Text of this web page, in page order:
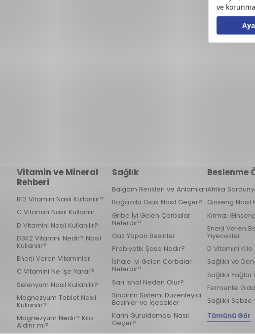
Vitamin ve Mineral
Rehberi
B12 Vitamini Nasıl Kullanılır?
C Vitamini Nasıl Kullanılır
D Vitamini Nasıl Kullanılır?
D3K2 Vitamini Nedir? Nasıl
Kullanılır?
Enerji Veren Vitaminler
C Vitamini Ne İşe Yarar?
Selenyum Nasıl Kullanılır?
Magnezyum Tablet Nasıl
Kullanılır?
Magnezyum Nedir? Kilo
Aldırır mı?
Sağlık
Balgam Renkleri ve Anlamları
Boğazda Gıcık Nasıl Geçer?
Gribe İyi Gelen Çorbalar
Nelerdir?
Gaz Yapan Besinler
Probiyotik Şase Nedir?
İshale İyi Gelen Çorbalar
Nelerdir?
Sarı İshal Neden Olur?
Sindirim Sistemi Düzenleyici
Besinler ve İçecekler
Karın Guruldaması Nasıl
Geçer?
Beslenme
Afrika
Ginseng Nasıl
Kırmızı
Enerji Veren
Yiyecekler
D Vitamini Kilo
Sağlıklı ve
Sağlıklı
Fermente
Sağlıklı
Tümünü Gör